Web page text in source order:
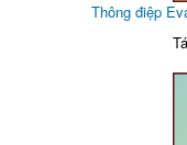
Thông điệp